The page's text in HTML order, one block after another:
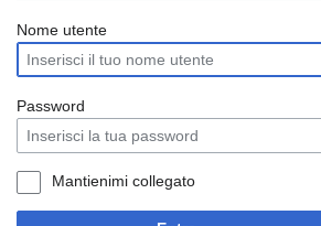
Vai
alla
navigazione
Vai
alla
ricerca
Nome utente
Password
Mantienimi collegato